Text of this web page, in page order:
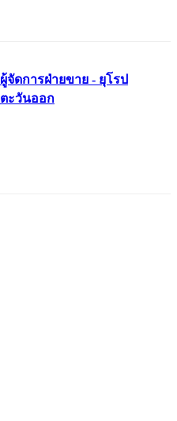
ผู้จัดการฝ่ายขาย - ยุโรป
ตะวันออก